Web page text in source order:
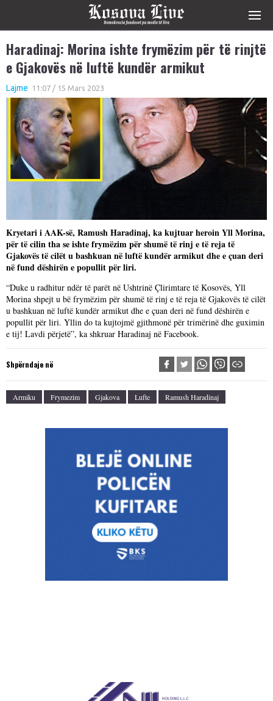
Haradinaj: Morina ishte frymëzim për të rinjtë
e Gjakovës në luftë kundër armikut
Lajme 11:07 / 15 Mars 2023
Kryetari i AAK-së, Ramush Haradinaj, ka kujtuar heroin Yll Morina,
për të cilin tha se ishte frymëzim për shumë të rinj e të reja të
Gjakovës të cilët u bashkuan në luftë kundër armikut dhe e çuan deri
në fund dëshirën e popullit për liri.
“Duke u radhitur ndër të parët në Ushtrinë Çlirimtare të Kosovës, Yll
Morina shpejt u bë frymëzim për shumë të rinj e të reja të Gjakovës të cilët
u bashkuan në luftë kundër armikut dhe e çuan deri në fund dëshirën e
popullit për liri. Yllin do ta kujtojmë gjithmonë për trimërinë dhe guximin
e tij! Lavdi përjetë”, ka shkruar Haradinaj në Facebook.
Shpërndaje në
Armiku Frymezim Gjakova Lufte Ramush Haradinaj